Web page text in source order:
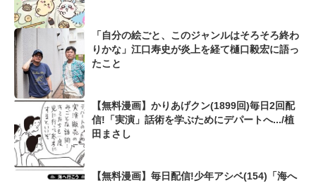
「自分の絵ごと、このジャンルはそろそろ終わ
りかな」江口寿史が炎上を経て樋口毅宏に語っ
たこと
【無料漫画】かりあげクン(1899回)毎日2回配
信!「実演」話術を学ぶためにデパートへ.../植
田まさし
【無料漫画】毎日配信!少年アシベ(154)「海へ